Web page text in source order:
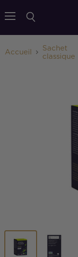
Accueil
Sachet
classique